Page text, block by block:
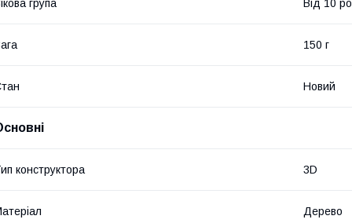
група Від 10
150 г
Новий
конструктора 3D
Дерево